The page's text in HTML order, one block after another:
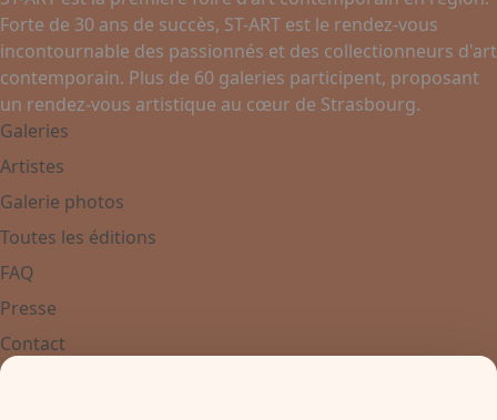
Forte de 30 ans de succès, ST-ART est le rendez-vous
incontournable des passionnés et des collectionneurs d'art
contemporain. Plus de 60 galeries participent, proposant
un rendez-vous artistique au cœur de Strasbourg.
Galeries
Artistes
Galerie photos
Toutes les éditions
FAQ
Presse
Contact
Contactez-nous